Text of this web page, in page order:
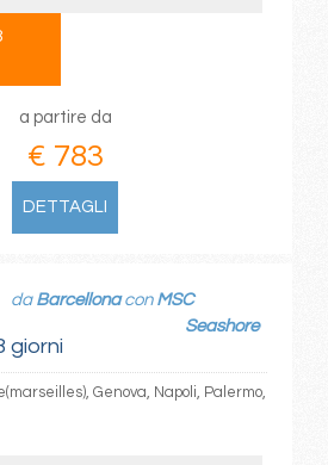
a partire da
€ 783
DETTAGLI
giorni
da Barcellonacon MSC
Seashore
Genova, Napoli, Palermo,